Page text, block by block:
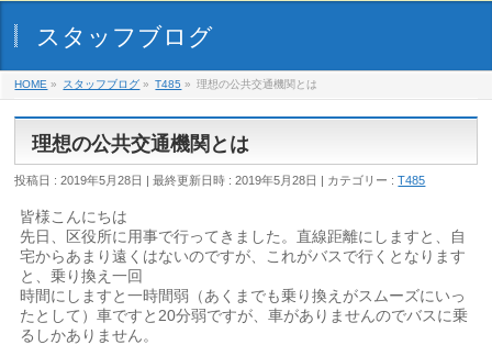
スタッフブログ
HOME » スタッフブログ » T485 » 理想の公共交通機関とは
理想の公共交通機関とは
投稿日 : 2019年5月28日 最終更新日時 : 2019年5月28日 カテゴリー :T485
皆様こんにちは
先日、区役所に用事で行ってきました。直線距離にしますと、自
宅からあまり遠くはないのですが、これがバスで行くとなります
と、乗り換え一回
時間にしますと一時間弱（あくまでも乗り換えがスムーズにいっ
たとして）車ですと20分弱ですが、車がありませんのでバスに乗
るしかありません。